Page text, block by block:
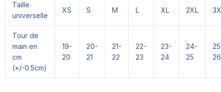
Taille
universelle
XS S M L XL 2XL
Tour de
main en
cm
(+/-0.5cm)
19-
20
20-
21
21-
22
22-
23
23-
24
24-
25
26